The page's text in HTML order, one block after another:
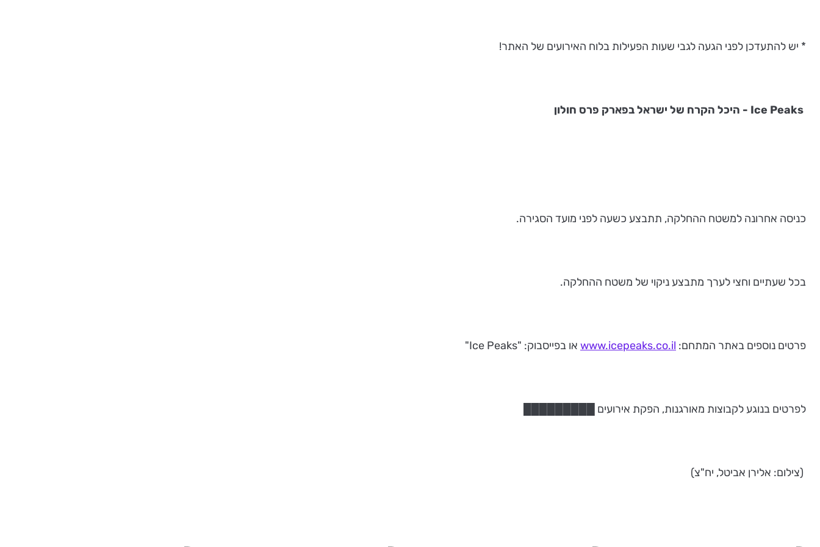
* יש להתעדכן לפני הגעה לגבי שעות הפעילות בלוח האירועים של האתר!
Ice Peaks - היכל הקרח של ישראל בפארק פרס חולון
כניסה אחרונה למשטח ההחלקה, תתבצע כשעה לפני מועד הסגירה.
בכל שעתיים וחצי לערך מתבצע ניקוי של משטח ההחלקה.
פרטים נוספים באתר המתחם: www.icepeaks.co.il או בפייסבוק: "Ice Peaks"
לפרטים בנוגע לקבוצות מאורגנות, הפקת אירועים █████████
(צילום: אלירן אביטל, יח"צ)